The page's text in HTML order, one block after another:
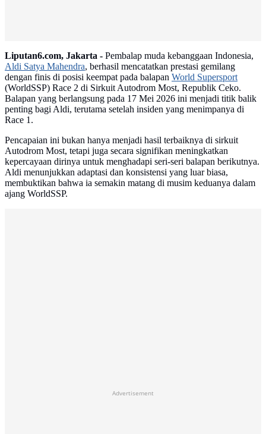
Liputan6.com, Jakarta - Pembalap muda kebanggaan Indonesia,
Aldi Satya Mahendra, berhasil mencatatkan prestasi gemilang
dengan finis di posisi keempat pada balapan World Supersport
(WorldSSP) Race 2 di Sirkuit Autodrom Most, Republik Ceko.
Balapan yang berlangsung pada 17 Mei 2026 ini menjadi titik balik
penting bagi Aldi, terutama setelah insiden yang menimpanya di
Race 1.
Pencapaian ini bukan hanya menjadi hasil terbaiknya di sirkuit
Autodrom Most, tetapi juga secara signifikan meningkatkan
kepercayaan dirinya untuk menghadapi seri-seri balapan berikutnya.
Aldi menunjukkan adaptasi dan konsistensi yang luar biasa,
membuktikan bahwa ia semakin matang di musim keduanya dalam
ajang WorldSSP.
Advertisement